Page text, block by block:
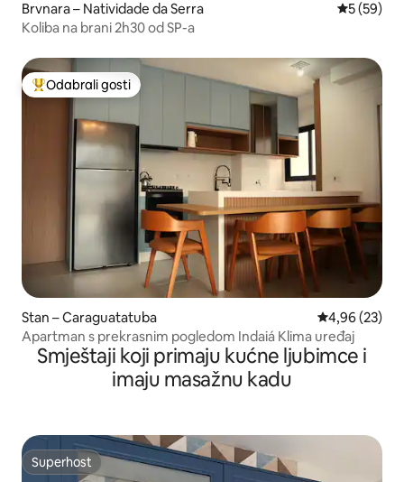
Brvnara – Natividade da Serra Prosječna
5 (59)
Koliba na brani 2h30 od SP-a
Među najviše rangiranima s oznakom „Odabrali gosti”
Odabrali gosti
Stan – Caraguatatuba Prosječna
4,96 (23)
Apartman s prekrasnim pogledom Indaiá Klima uređaj
Smještaji koji primaju kućne ljubimce i
imaju masažnu kadu
Superhost
Superhost